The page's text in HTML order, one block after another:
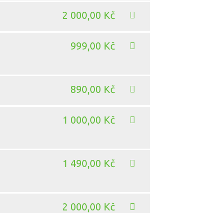
2 000,00 Kč
999,00 Kč
890,00 Kč
1 000,00 Kč
1 490,00 Kč
2 000,00 Kč